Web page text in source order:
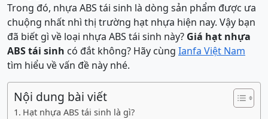
Trong đó, nhựa ABS tái sinh là dòng sản phẩm được ưa
chuộng nhất nhì thị trường hạt nhựa hiện nay. Vậy bạn
đã biết gì về loại nhựa ABS tái sinh này? Giá hạt nhựa
ABS tái sinh có đắt không? Hãy cùng Ianfa Việt Nam
tìm hiểu về vấn đề này nhé.
Nội dung bài viết
Hạt nhựa ABS tái sinh là gì?